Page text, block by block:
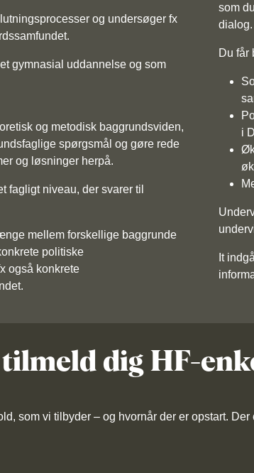
og undersøger fx
gymnasial uddannelse og som
og metodisk baggrundsviden,
spørgsmål og gøre rede
og løsninger herpå.
fagligt niveau, der svarer til
mellem forskellige baggrunde
politiske
også konkrete
som
dialog.
Du får
i
It
tilmeld dig HF-
som vi tilbyder – og hvornår der er opstart.